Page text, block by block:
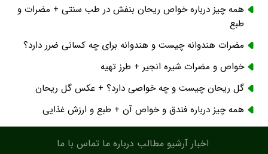
همه چیز درباره خواص ریحان بنفش در طب سنتی + مضرات و
طبع
مضرات هندوانه چیست و هندوانه برای چه کسانی ضرر دارد؟
خواص و مضرات شیره انجیر + طرز تهیه
گل ریحان چیست و چه خواصی دارد؟ + عکس گل ریحان
همه چیز درباره فندق و خواص آن + طبع و ارزش غذایی
اخبار آرشیو مطالب درباره ما تماس با ما